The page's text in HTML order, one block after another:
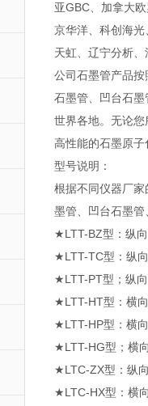
亚GBC、加拿大
京华洋、科创海
天虹、辽宁分析
公司石墨管产品
石墨管、凹台石
世界各地。无论
高性能的石墨原
型号说
根据不同仪器厂
墨管、凹台石墨
★LTT-BZ型：纵
★LTT-TC型：纵
★LTT-PT型；纵
★LTT-HT型：横
★LTT-HP型：横
★LTT-HG型；横
★LTC-ZX型：纵
★LTC-HX型：横